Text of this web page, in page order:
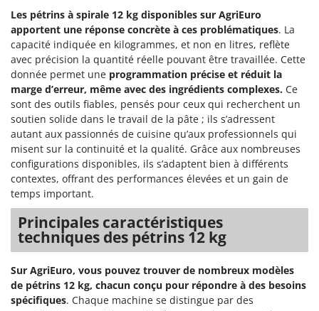
Les pétrins à spirale 12 kg disponibles sur AgriEuro
apportent une réponse concrète à ces problématiques. La
capacité indiquée en kilogrammes, et non en litres, reflète
avec précision la quantité réelle pouvant être travaillée. Cette
donnée permet une programmation précise et réduit la
marge d’erreur, même avec des ingrédients complexes. Ce
sont des outils fiables, pensés pour ceux qui recherchent un
soutien solide dans le travail de la pâte ; ils s’adressent
autant aux passionnés de cuisine qu’aux professionnels qui
misent sur la continuité et la qualité. Grâce aux nombreuses
configurations disponibles, ils s’adaptent bien à différents
contextes, offrant des performances élevées et un gain de
temps important.
Principales caractéristiques
techniques des pétrins 12 kg
Sur AgriEuro, vous pouvez trouver de nombreux modèles
de pétrins 12 kg, chacun conçu pour répondre à des besoins
spécifiques. Chaque machine se distingue par des